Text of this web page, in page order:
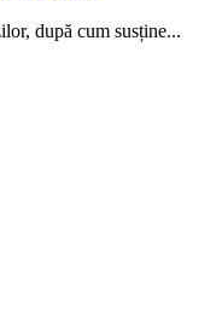
după cum susține...